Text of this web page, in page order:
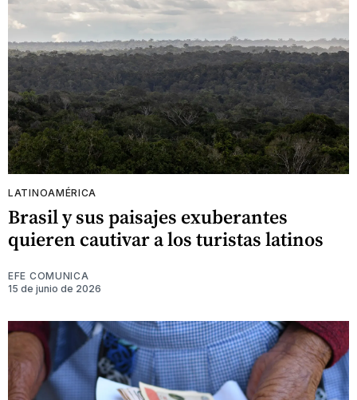
LATINOAMÉRICA
Brasil y sus paisajes exuberantes
quieren cautivar a los turistas latinos
EFE COMUNICA
15 de junio de 2026